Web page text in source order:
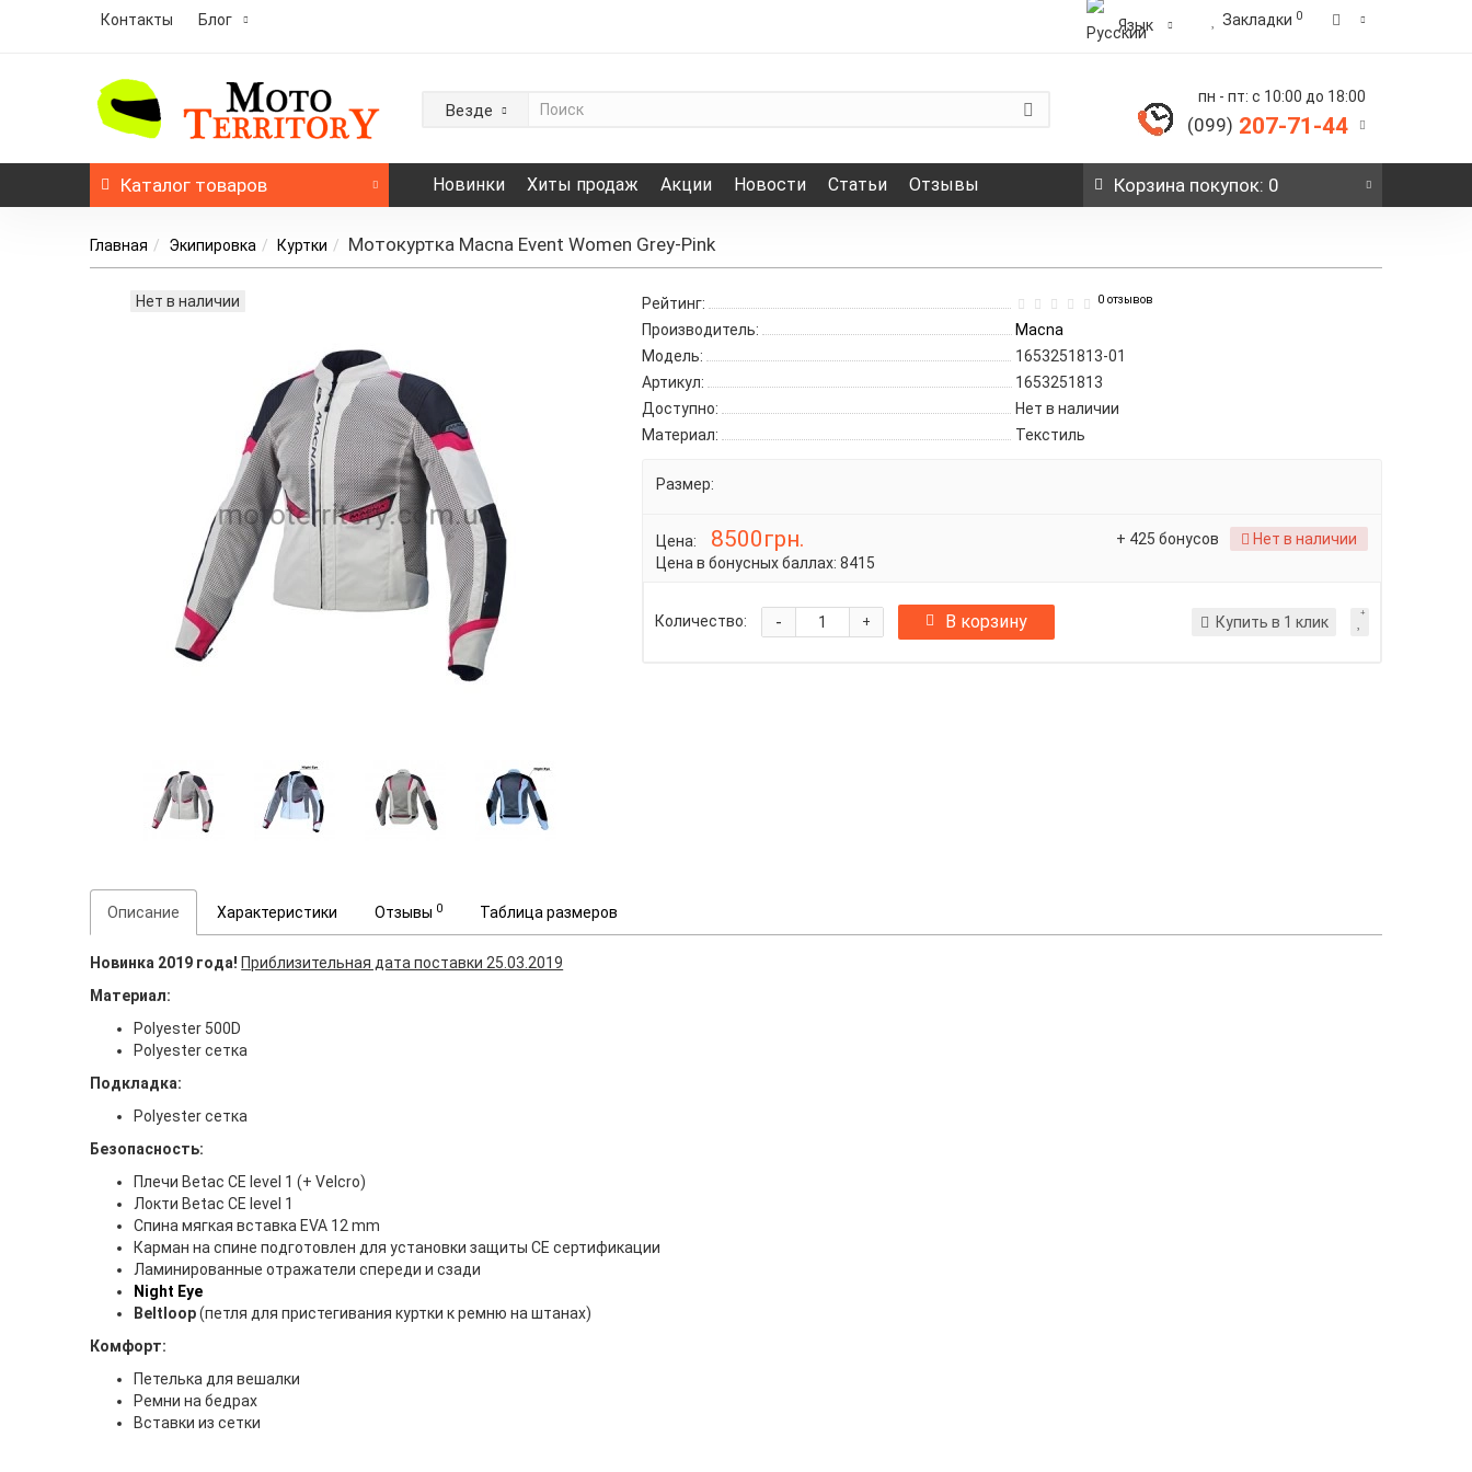
Контакты Блог Язык Закладки 0
Везде
пн - пт: с 10:00 до 18:00
(099) 207-71-44
Каталог товаров Новинки Хиты продаж Акции Новости Статьи Отзывы Корзина покупок: 0
Главная Экипировка Куртки Мотокуртка Macna Event Women Grey-Pink
Нет в наличии Рейтинг: 0 отзывов
Производитель:
Macna
Модель:
1653251813-01
Артикул:
1653251813
Доступно:
Нет в наличии
Материал:
Текстиль
Размер:
Цена: 8500грн.
Цена в бонусных баллах:8415
+ 425 бонусов Нет в наличии
Количество: +
- В корзину Купить в 1 клик
Описание Характеристики Отзывы 0 Таблица размеров
Новинка 2019 года! Приблизительная дата поставки 25.03.2019
Материал:
Polyester 500D
Polyester сетка
Подкладка:
Polyester сетка
Безопасность:
Плечи Betac CE level 1 (+ Velcro)
Локти Betac CE level 1
Спина мягкая вставка EVA 12 mm
Карман на спине подготовлен для установки защиты CE сертификации
Ламинированные отражатели спереди и сзади
Night Eye
Beltloop(петля для пристегивания куртки к ремню на штанах)
Комфорт:
Петелька для вешалки
Ремни на бедрах
Вставки из сетки